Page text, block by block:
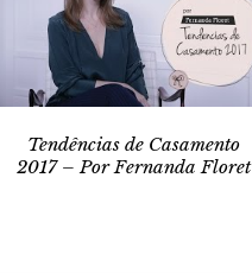
Tendências de Casamento
2017 – Por Fernanda Floret